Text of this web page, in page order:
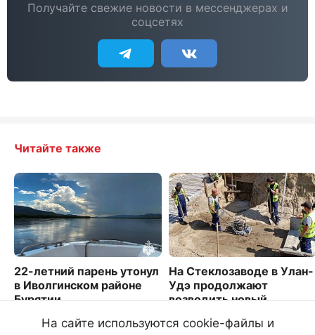
Получайте свежие новости в мессенджерах и
соцсетях
Читайте также
22-летний парень утонул
в Иволгинском районе
Бурятии
3008
На Стеклозаводе в Улан-
Удэ продолжают
возводить новый
На сайте используются cookie-файлы и